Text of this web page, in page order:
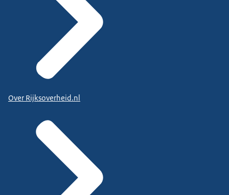
Over Rijksoverheid.nl